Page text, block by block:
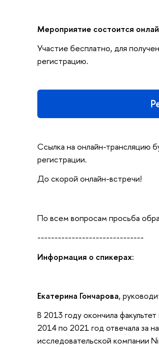
Мероприятие состоится
Участие бесплатно, для
регистрацию.
Ссылка на онлайн-трансляцию
регистрации.
До скорой онлайн-встречи!
По всем вопросам просьба
-------------------------------
Информация о спикерах:
Екатерина Гончарова,
В 2013 году окончила
2014 по 2021 год отвечала за
исследовательской компании